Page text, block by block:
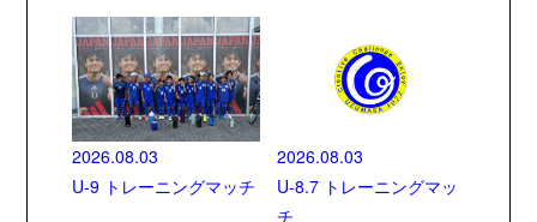
2026.08.03
U-9 トレーニングマッチ
2026.08.03
U-8.7 トレーニングマッ
チ